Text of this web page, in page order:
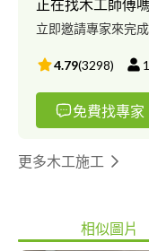
正在找木工師傅
立即邀請專家來完成
4.79(3298)
免費找專家
更多木工施工
相似圖片